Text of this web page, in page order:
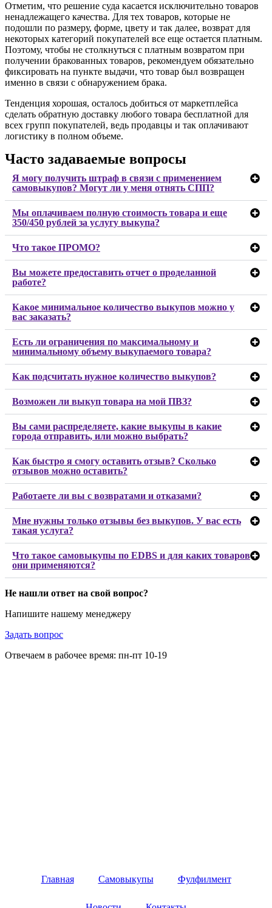
Отметим, что решение суда касается исключительно товаров
ненадлежащего качества. Для тех товаров, которые не
подошли по размеру, форме, цвету и так далее, возврат для
некоторых категорий покупателей все еще остается платным.
Поэтому, чтобы не столкнуться с платным возвратом при
получении бракованных товаров, рекомендуем обязательно
фиксировать на пункте выдачи, что товар был возвращен
именно в связи с обнаружением брака.
Тенденция хорошая, осталось добиться от маркетплейса
сделать обратную доставку любого товара бесплатной для
всех групп покупателей, ведь продавцы и так оплачивают
логистику в полном объеме.
Часто задаваемые вопросы
Я могу получить штраф в связи с применением
самовыкупов? Могут ли у меня отнять СПП?
Мы оплачиваем полную стоимость товара и еще
350/450 рублей за услугу выкупа?
Что такое ПРОМО?
Вы можете предоставить отчет о проделанной
работе?
Какое минимальное количество выкупов можно у
вас заказать?
Есть ли ограничения по максимальному и
минимальному объему выкупаемого товара?
Как подсчитать нужное количество выкупов?
Возможен ли выкуп товара на мой ПВЗ?
Вы сами распределяете, какие выкупы в какие
города отправить, или можно выбрать?
Как быстро я смогу оставить отзыв? Сколько
отзывов можно оставить?
Работаете ли вы с возвратами и отказами?
Мне нужны только отзывы без выкупов. У вас есть
такая услуга?
Что такое самовыкупы по EDBS и для каких товаров
они применяются?
Не нашли ответ на свой вопрос?
Напишите нашему менеджеру
Задать вопрос
Отвечаем в рабочее время: пн-пт 10-19
Главная Самовыкупы Фулфилмент